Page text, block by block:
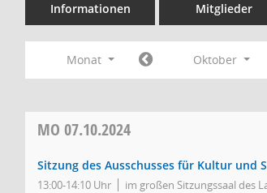
Informationen Mitglieder
Monat Oktober
MO 07.10.2024
Sitzung des Ausschusses für Kultur und
13:00-14:10 Uhr im großen Sitzungssaal des